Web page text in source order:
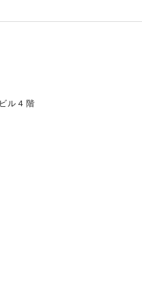
ル４階